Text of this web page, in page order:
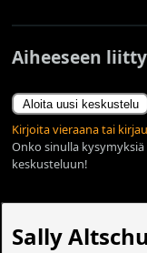
Aiheeseen
Aloita uusi keskustelu
Kirjoita vieraana tai
Onko sinulla
keskusteluun!
Sally